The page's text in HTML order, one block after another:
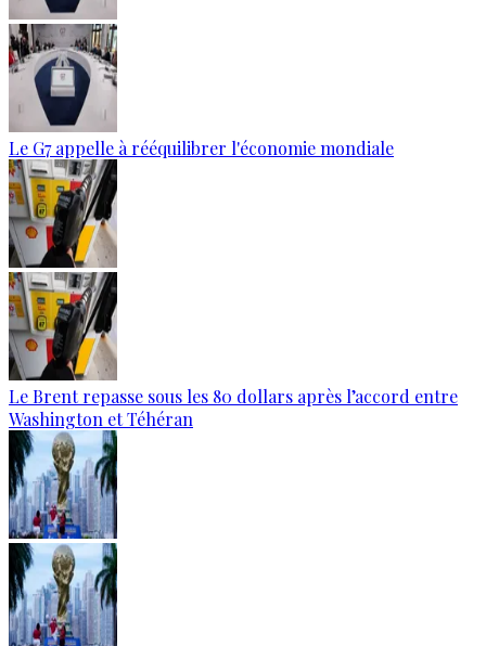
Le G7 appelle à rééquilibrer l'économie mondiale
Le Brent repasse sous les 80 dollars après l’accord entre
Washington et Téhéran